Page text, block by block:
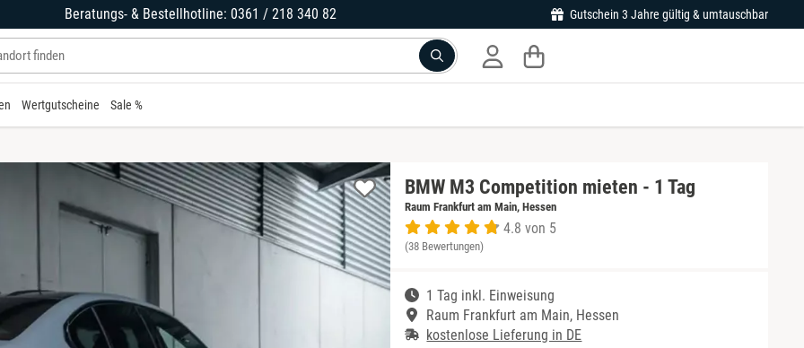
Beratungs- & Bestellhotline: 0361 / 218 340 82 Gutschein 3 Jahre gültig & umtauschbar
Wertgutscheine Sale %
BMW M3 Competition mieten - 1 Tag
Raum Frankfurt am Main, Hessen
4.8 von 5
(38 Bewertungen)
1 Tag inkl. Einweisung
Raum Frankfurt am Main, Hessen
kostenlose Lieferung in DE